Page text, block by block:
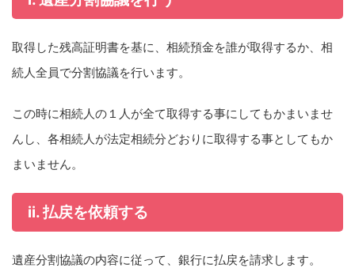
取得した残高証明書を基に、相続預金を誰が取得するか、相
続人全員で分割協議を行います。
この時に相続人の１人が全て取得する事にしてもかまいませ
んし、各相続人が法定相続分どおりに取得する事としてもか
まいません。
ii. 払戻を依頼する
遺産分割協議の内容に従って、銀行に払戻を請求します。